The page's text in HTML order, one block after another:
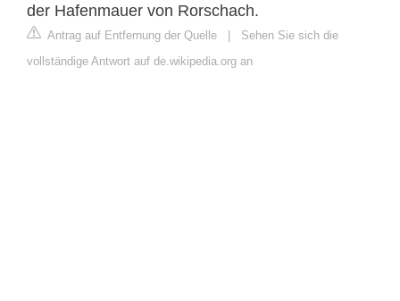
der Hafenmauer von Rorschach.
Antrag auf Entfernung der Quelle | Sehen Sie sich die
vollständige Antwort auf de.wikipedia.org an